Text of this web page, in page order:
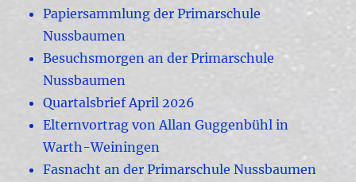
Papiersammlung der Primarschule
Nussbaumen
Besuchsmorgen an der Primarschule
Nussbaumen
Quartalsbrief April 2026
Elternvortrag von Allan Guggenbühl in
Warth-Weiningen
Fasnacht an der Primarschule Nussbaumen